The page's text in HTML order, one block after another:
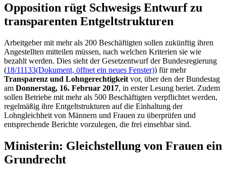
Opposition rügt Schwesigs Entwurf zu
trans­parenten Entgeltstrukturen
Arbeitgeber mit mehr als 200 Beschäftigten sollen zukünftig ihren
Angestellten mitteilen müssen, nach welchen Kriterien sie wie
bezahlt werden. Dies sieht der Gesetzentwurf der Bundesregierung
(18/11133(Dokument, öffnet ein neues Fenster)) für mehr
Transparenz und Lohngerechtigkeit vor, über den der Bundestag
am Donnerstag, 16. Februar 2017, in erster Lesung beriet. Zudem
sollen Betriebe mit mehr als 500 Beschäftigten verpflichtet werden,
regelmäßig ihre Entgeltstrukturen auf die Einhaltung der
Lohngleichheit von Männern und Frauen zu überprüfen und
entsprechende Berichte vorzulegen, die frei einsehbar sind.
Ministerin: Gleichstellung von Frauen ein
Grundrecht